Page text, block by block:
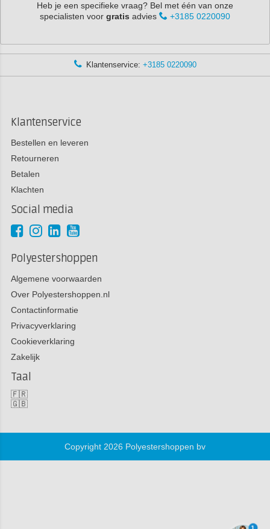
Heb je een specifieke vraag? Bel met één van onze
specialisten voor gratis advies +3185 0220090
Klantenservice: +3185 0220090
Klantenservice
Bestellen en leveren
Retourneren
Betalen
Klachten
Social media
Polyestershoppen
Algemene voorwaarden
Over Polyestershoppen.nl
Contactinformatie
Privacyverklaring
Cookieverklaring
Zakelijk
Taal
🇫🇷
🇬🇧
Copyright 2026 Polyestershoppen bv